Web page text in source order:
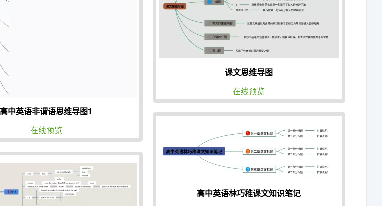
高中英语非谓语思维导图1
在线预览
课文思维导图
在线预览
高中英语林巧稚课文知识笔记